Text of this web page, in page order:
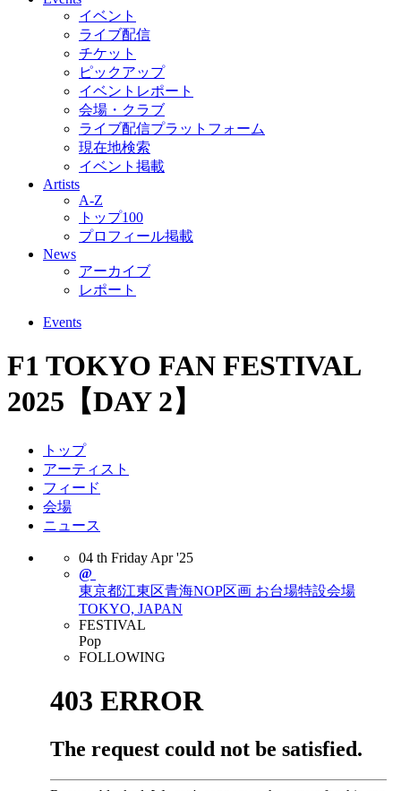
イベント
ライブ配信
チケット
ピックアップ
イベントレポート
会場・クラブ
ライブ配信プラットフォーム
現在地検索
イベント掲載
Artists
A-Z
トップ100
プロフィール掲載
News
アーカイブ
レポート
Events
F1 TOKYO FAN FESTIVAL
2025【DAY 2】
トップ
アーティスト
フィード
会場
ニュース
04 th Friday Apr '25
@
東京都江東区⻘海NOP区画 お台場特設会場
TOKYO, JAPAN
FESTIVAL
Pop
FOLLOWING